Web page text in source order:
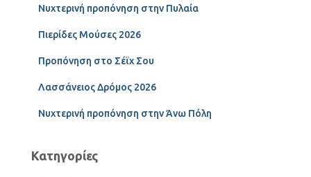
Νυχτερινή προπόνηση στην Πυλαία
Πιερίδες Μούσες 2026
Προπόνηση στο Σέϊχ Σου
Λασσάνειος Δρόμος 2026
Νυχτερινή προπόνηση στην Άνω Πόλη
Κατηγορίες